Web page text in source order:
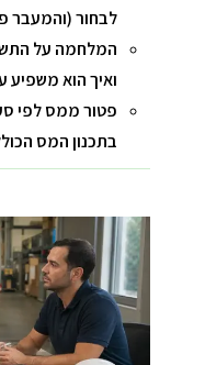
לבחור (והמעבר
ואיך הוא
בתכנון המס